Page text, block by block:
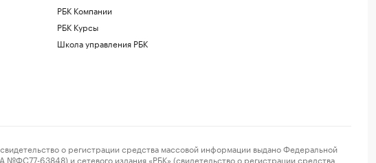
РБК Компании
РБК Курсы
Школа управления РБК
о регистрации средства массовой информации выдано Федеральной
63848) и сетевого издания «РБК» (свидетельство о регистрации средства